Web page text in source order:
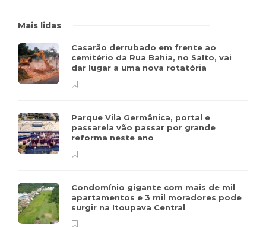
Mais lidas
Casarão derrubado em frente ao
cemitério da Rua Bahia, no Salto, vai
dar lugar a uma nova rotatória
Parque Vila Germânica, portal e
passarela vão passar por grande
reforma neste ano
Condomínio gigante com mais de mil
apartamentos e 3 mil moradores pode
surgir na Itoupava Central